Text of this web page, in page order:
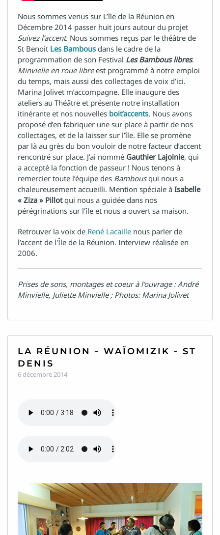
Nous sommes venus sur L’île de la Réunion en
Décembre 2014 passer huit jours autour du projet
Suivez l’accent. Nous sommes reçus par le théâtre de
St Benoit Les Bambousdans le cadre de la
programmation de son Festival Les Bambous libres.
Minvielle en roue libreest programmé à notre emploi
du temps, mais aussi des collectages de voix d’ici.
Marina Jolivet m’accompagne. Elle inaugure des
ateliers au Théâtre et présente notre installation
itinérante et nos nouvelles boit’accents. Nous avons
proposé d’en fabriquer une sur place à partir de nos
collectages, et de la laisser sur l’île. Elle se promène
par là au grès du bon vouloir de notre facteur d’accent
rencontré sur place. J’ai nommé Gauthier Lajoinie, qui
a accepté la fonction de passeur ! Nous tenons à
remercier toute l’équipe des Bambousqui nous a
chaleureusement accueilli. Mention spéciale à Isabelle
« Ziza » Pillotqui nous a guidée dans nos
pérégrinations sur l’île et nous a ouvert sa maison.
Retrouver la voix de René Lacaille nous parler de
l’accent de l'Île de la Réunion. Interview réalisée en
2006.
Prises de sons, montages et coeur à l'ouvrage : André
Minvielle, Juliette Minvielle ; Photos: Marina Jolivet
LA RÉUNION - WAÏOMIZIK - ST
DENIS
6 décembre 2014